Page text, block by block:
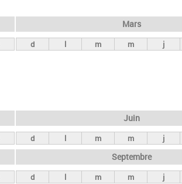
r
c
Mars
d l m m j
Juin
d l m m j
Septembre
d l m m j